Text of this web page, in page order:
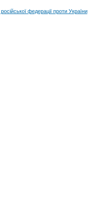
федерації проти України